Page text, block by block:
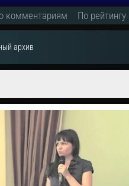
комментариям По рейтингу
архив